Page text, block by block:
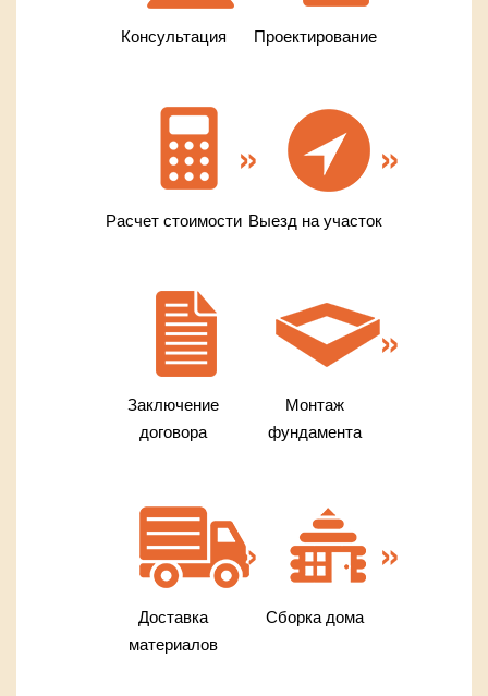
Консультация Проектирование
Расчет стоимости Выезд на участок
Заключение
договора
Монтаж
фундамента
Доставка
материалов
Сборка дома